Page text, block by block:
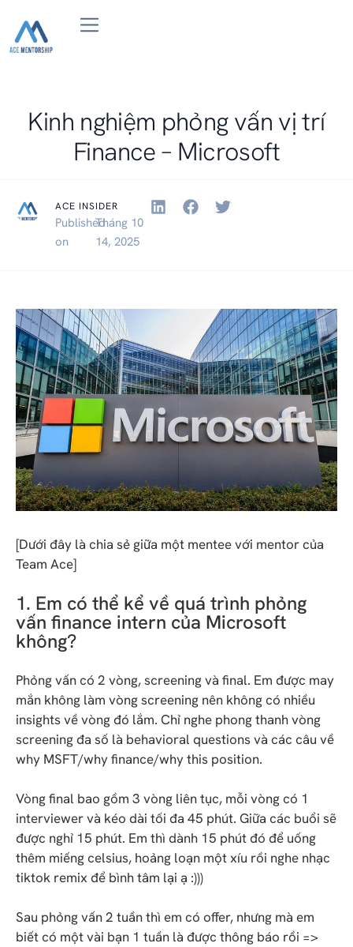
Kinh nghiệm phỏng vấn vị trí
Finance – Microsoft
ACE INSIDER
Published
on
Tháng 10
14, 2025
[Dưới đây là chia sẻ giữa một mentee với mentor của
Team Ace]​
1. Em có thể kể về quá trình phỏng
vấn finance intern của Microsoft
không?
Phỏng vấn có 2 vòng, screening và final. Em được may
mắn không làm vòng screening nên không có nhiều
insights về vòng đó lắm. Chỉ nghe phong thanh vòng
screening đa số là behavioral questions và các câu về
why MSFT/why finance/why this position.
Vòng final bao gồm 3 vòng liên tục, mỗi vòng có 1
interviewer và kéo dài tối đa 45 phút. Giữa các buổi sẽ
được nghỉ 15 phút. Em thì dành 15 phút đó để uống
thêm miếng celsius, hoảng loạn một xíu rồi nghe nhạc
tiktok remix để bình tâm lại ạ :)))
Sau phỏng vấn 2 tuần thì em có offer, nhưng mà em
biết có một vài bạn 1 tuần là được thông báo rồi =>